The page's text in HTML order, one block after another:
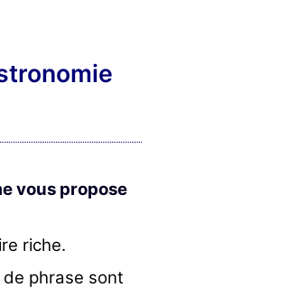
vous propose
riche.
phrase sont